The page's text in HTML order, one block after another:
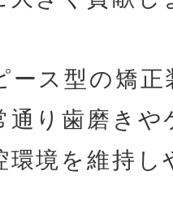
ース型の矯
通り歯磨き
環境を維持